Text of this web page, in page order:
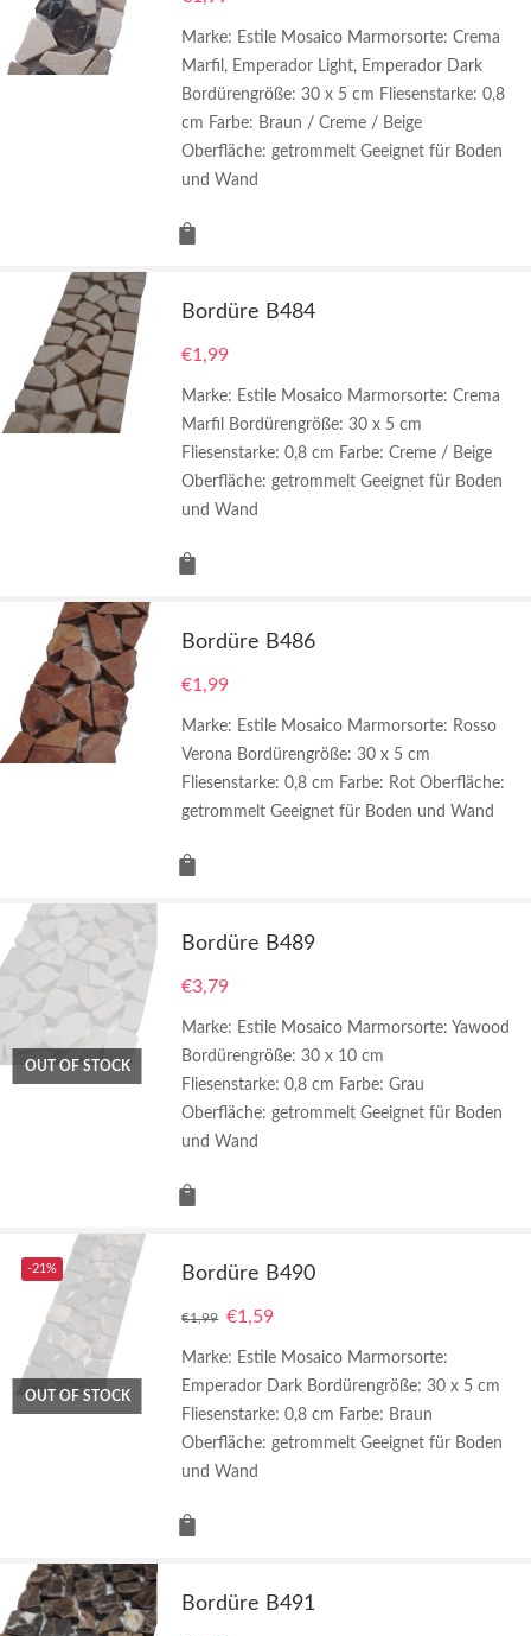
Marke: Estile Mosaico Marmorsorte: Crema
Marfil, Emperador Light, Emperador Dark
Bordürengröße: 30 x 5 cm Fliesenstarke: 0,8
cm Farbe: Braun / Creme / Beige
Oberfläche: getrommelt Geeignet für Boden
und Wand
Bordüre B484
€1,99
Marke: Estile Mosaico Marmorsorte: Crema
Marfil Bordürengröße: 30 x 5 cm
Fliesenstarke: 0,8 cm Farbe: Creme / Beige
Oberfläche: getrommelt Geeignet für Boden
und Wand
Bordüre B486
€1,99
Marke: Estile Mosaico Marmorsorte: Rosso
Verona Bordürengröße: 30 x 5 cm
Fliesenstarke: 0,8 cm Farbe: Rot Oberfläche:
getrommelt Geeignet für Boden und Wand
OUT OF STOCK
Bordüre B489
€3,79
Marke: Estile Mosaico Marmorsorte: Yawood
Bordürengröße: 30 x 10 cm
Fliesenstarke: 0,8 cm Farbe: Grau
Oberfläche: getrommelt Geeignet für Boden
und Wand
-21%
OUT OF STOCK
Bordüre B490
€1,99 €1,59
Marke: Estile Mosaico Marmorsorte:
Emperador Dark Bordürengröße: 30 x 5 cm
Fliesenstarke: 0,8 cm Farbe: Braun
Oberfläche: getrommelt Geeignet für Boden
und Wand
Bordüre B491